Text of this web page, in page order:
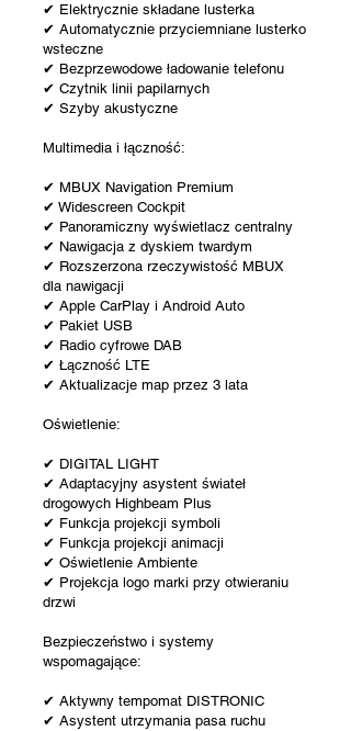
✔ Elektrycznie składane lusterka
✔ Automatycznie przyciemniane lusterko
wsteczne
✔ Bezprzewodowe ładowanie telefonu
✔ Czytnik linii papilarnych
✔ Szyby akustyczne
Multimedia i łączność:
✔ MBUX Navigation Premium
✔ Widescreen Cockpit
✔ Panoramiczny wyświetlacz centralny
✔ Nawigacja z dyskiem twardym
✔ Rozszerzona rzeczywistość MBUX
dla nawigacji
✔ Apple CarPlay i Android Auto
✔ Pakiet USB
✔ Radio cyfrowe DAB
✔ Łączność LTE
✔ Aktualizacje map przez 3 lata
Oświetlenie:
✔ DIGITAL LIGHT
✔ Adaptacyjny asystent świateł
drogowych Highbeam Plus
✔ Funkcja projekcji symboli
✔ Funkcja projekcji animacji
✔ Oświetlenie Ambiente
✔ Projekcja logo marki przy otwieraniu
drzwi
Bezpieczeństwo i systemy
wspomagające:
✔ Aktywny tempomat DISTRONIC
✔ Asystent utrzymania pasa ruchu